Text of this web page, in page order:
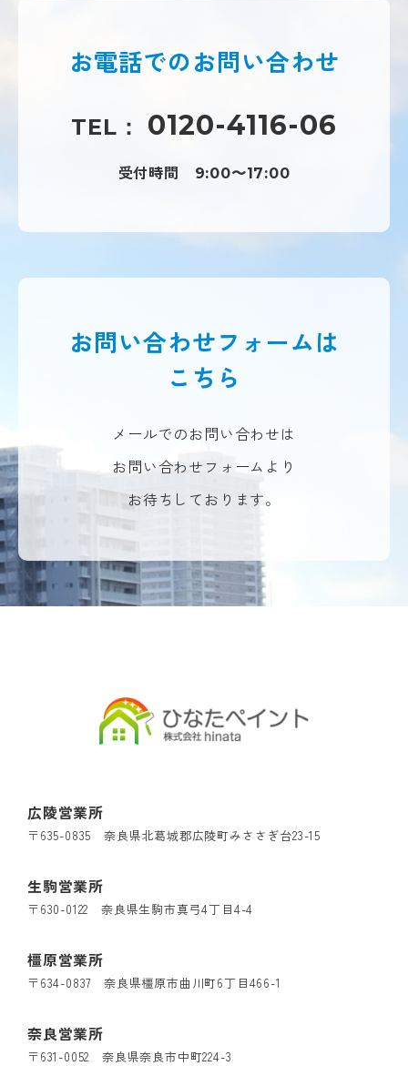
お電話でのお問い合わせ
TEL： 0120-4116-06
受付時間 9:00〜17:00
お問い合わせフォームは
こちら
メールでのお問い合わせは
お問い合わせフォームより
お待ちしております。
広陵営業所
〒635-0835 奈良県北葛城郡広陵町みささぎ台23-15
奈良営業所
〒631-0052 奈良県奈良市中町224-3
生駒営業所
〒630-0122 奈良県生駒市真弓4丁目4-4
橿原営業所
〒634-0837 奈良県橿原市曲川町6丁目466-1